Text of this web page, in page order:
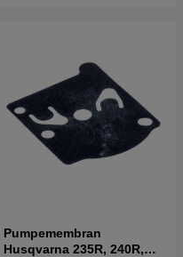
Pumpemembran
Husqvarna 235R, 240R,